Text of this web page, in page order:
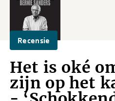
Recensie
Het is oké
zijn op het